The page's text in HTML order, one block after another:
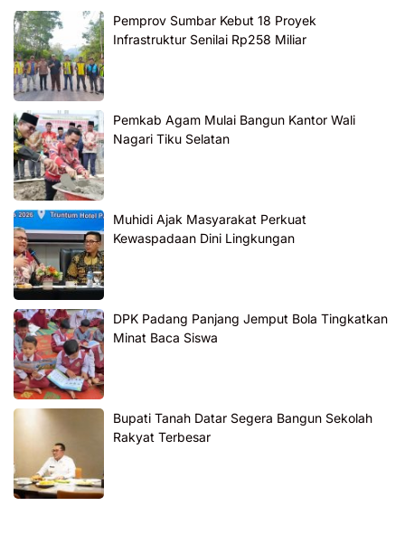
Pemprov Sumbar Kebut 18 Proyek
Infrastruktur Senilai Rp258 Miliar
Pemkab Agam Mulai Bangun Kantor Wali
Nagari Tiku Selatan
Muhidi Ajak Masyarakat Perkuat
Kewaspadaan Dini Lingkungan
DPK Padang Panjang Jemput Bola Tingkatkan
Minat Baca Siswa
Bupati Tanah Datar Segera Bangun Sekolah
Rakyat Terbesar